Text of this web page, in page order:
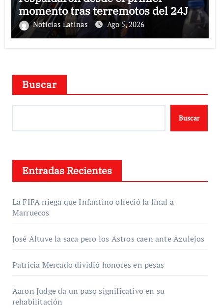
momento tras terremotos del 24J
Noticias Latinas Ago 5, 2026
Buscar
Buscar
Entradas Recientes
La FIFA niega que Infantino ofreció la final a
Marruecos
José Altuve la saca pero los Astros caen ante Azulejos
Patricia Mercado dividió honores en pesas
Aaron Judge da un paso significativo en su
rehabilitación